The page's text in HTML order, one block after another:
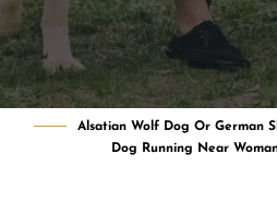
Alsatian Wolf Dog Or German
Dog Running Near